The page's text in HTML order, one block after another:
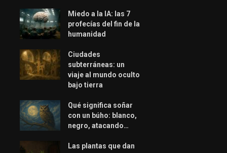
Miedo a la IA: las 7
profecías del fin de la
humanidad
Ciudades
subterráneas: un
viaje al mundo oculto
bajo tierra
Qué significa soñar
con un búho: blanco,
negro, atacando…
Las plantas que dan